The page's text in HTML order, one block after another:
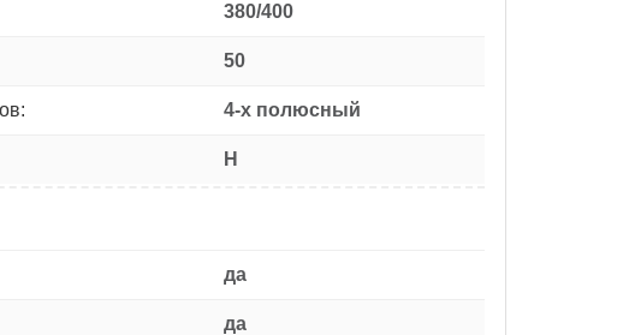
380/400
50
4-х полюсный
H
да
да